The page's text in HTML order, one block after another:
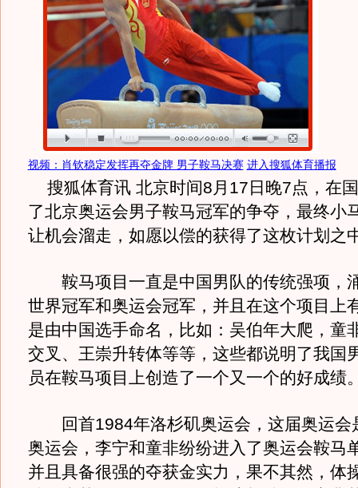
视频：肖钦稳定发挥再夺金牌 男子鞍马决赛 进入搜狐体育播报
搜狐体育讯 北京时间8月17日晚7点，在
了北京奥运会男子鞍马冠军的争夺，最终小
让机会溜走，如愿以偿的获得了这枚计划之
鞍马项目一直是中国男队的传统强项，
世界冠军和奥运会冠军，并且在这个项目上
是由中国选手命名，比如：吴伯年大爬，童
交叉、王崇升转体等等，这些都说明了我国
员在鞍马项目上创造了一个又一个的好成绩
回首1984年洛杉矶奥运会，这届奥运会
奥运会，李宁和童非纷纷进入了奥运会鞍马
并且具备很强的夺获金实力，果不其然，体